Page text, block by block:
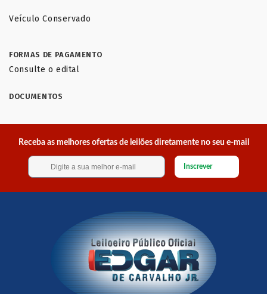
Veículo Conservado
FORMAS DE PAGAMENTO
Consulte o edital
DOCUMENTOS
Receba as melhores ofertas de leilões diretamente no seu e-mail
Inscrever